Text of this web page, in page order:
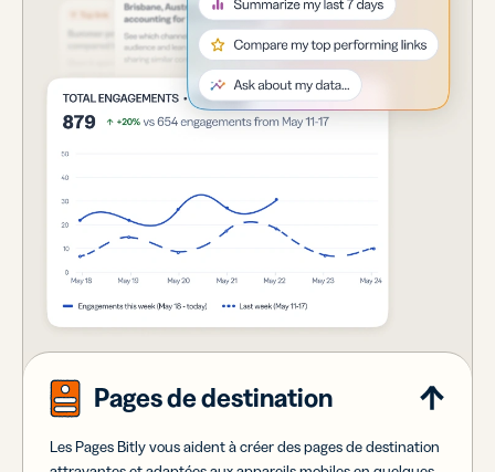
Pages de destination
Les Pages Bitly vous aident à créer des pages de destination